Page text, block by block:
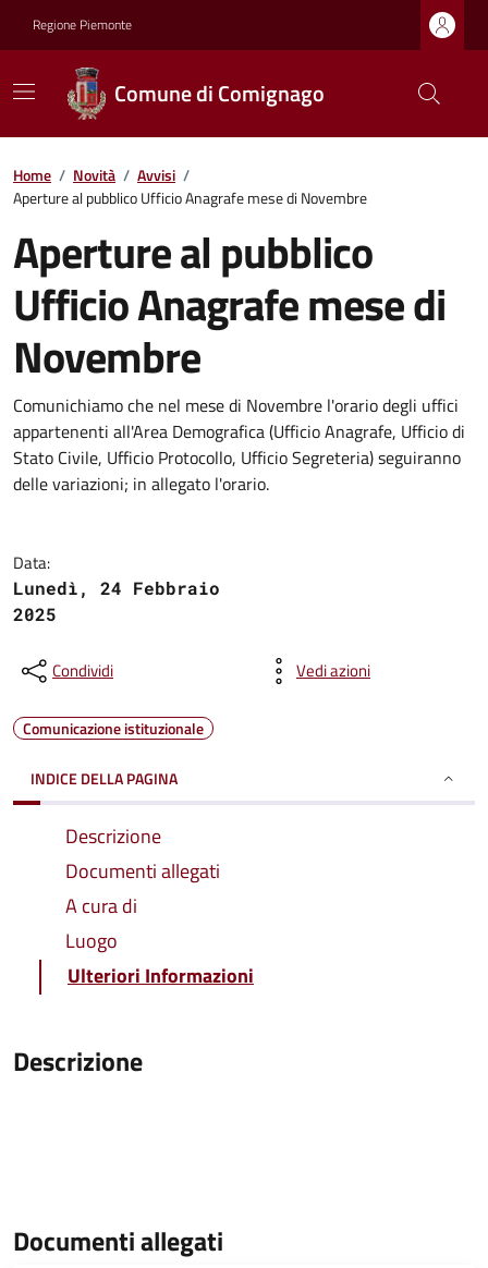
Regione Piemonte
Comune di Comignago
Home / Novità / Avvisi /
Aperture al pubblico Ufficio Anagrafe mese di Novembre
Aperture al pubblico
Ufficio Anagrafe mese di
Novembre
Comunichiamo che nel mese di Novembre l'orario degli uffici
appartenenti all'Area Demografica (Ufficio Anagrafe, Ufficio di
Stato Civile, Ufficio Protocollo, Ufficio Segreteria) seguiranno
delle variazioni; in allegato l'orario.
Data:
Lunedì, 24 Febbraio
2025
Condividi Vedi azioni
Comunicazione istituzionale
INDICE DELLA PAGINA
Descrizione
Documenti allegati
A cura di
Luogo
Ulteriori Informazioni
Descrizione
Documenti allegati